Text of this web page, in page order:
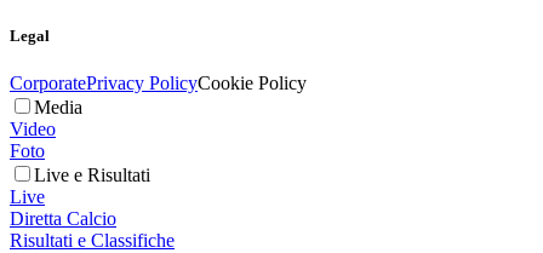
Legal
CorporatePrivacy PolicyCookie Policy
Media
Video
Foto
Live e Risultati
Live
Diretta Calcio
Risultati e Classifiche